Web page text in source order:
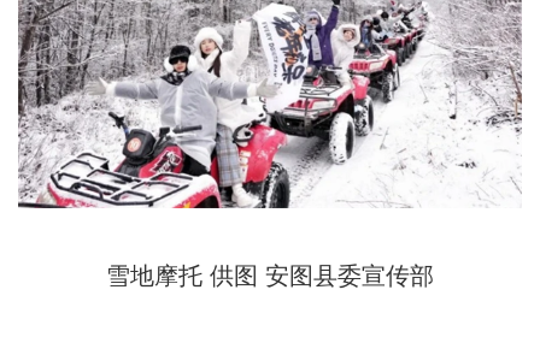
雪地摩托 供图 安图县委宣传部